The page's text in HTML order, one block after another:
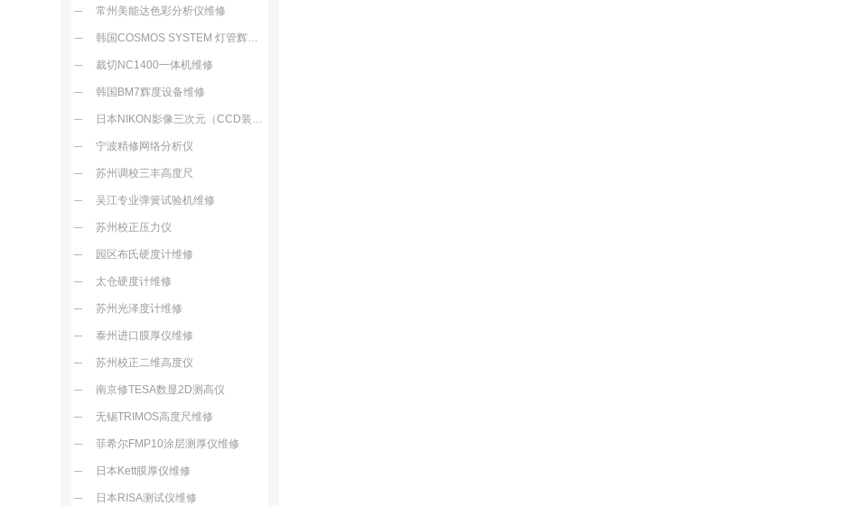
常州美能达色彩分析仪维修
韩国COSMOS SYSTEM 灯管辉度测试机维修
裁切NC1400一体机维修
韩国BM7辉度设备维修
日本NIKON影像三次元（CCD装置故障损坏）维修
宁波精修网络分析仪
苏州调校三丰高度尺
吴江专业弹簧试验机维修
苏州校正压力仪
园区布氏硬度计维修
太仓硬度计维修
苏州光泽度计维修
泰州进口膜厚仪维修
苏州校正二维高度仪
南京修TESA数显2D测高仪
无锡TRIMOS高度尺维修
菲希尔FMP10涂层测厚仪维修
日本Kett膜厚仪维修
日本RISA测试仪维修